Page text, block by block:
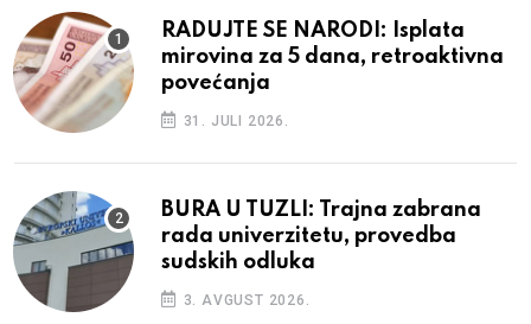
RADUJTE SE NARODI: Isplata
mirovina za 5 dana, retroaktivna
povećanja
31. JULI 2026.
BURA U TUZLI: Trajna zabrana
rada univerzitetu, provedba
sudskih odluka
3. AVGUST 2026.